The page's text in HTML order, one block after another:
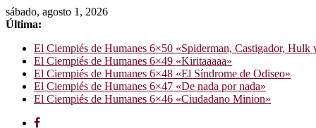
sábado, agosto 1, 2026
Última:
El Ciempiés de Humanes 6×50 «Spiderman, Castigador, Hulk
El Ciempiés de Humanes 6×49 «Kiritaaaaa»
El Ciempiés de Humanes 6×48 «El Síndrome de Odiseo»
El Ciempiés de Humanes 6×47 «De nada por nada»
El Ciempiés de Humanes 6×46 «Ciudadano Minion»